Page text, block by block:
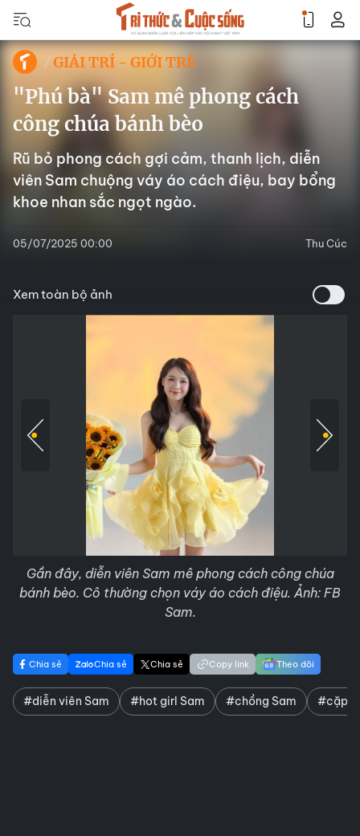
GIẢI TRÍ - GIỚI TRẺ
"Phú bà" Sam mê phong cách
công chúa bánh bèo
Rũ bỏ phong cách gợi cảm, thanh lịch, diễn
viên Sam chuộng váy áo cách điệu, bay bổng
khoe nhan sắc ngọt ngào.
05/07/2025 00:00 Thu Cúc
Xem toàn bộ ảnh
Gần đây, diễn viên Sam mê phong cách công chúa
bánh bèo. Cô thường chọn váy áo cách điệu. Ảnh: FB
Sam.
Chia sẻ Chia sẻ Chia sẻ Copy link Theo dõi
#diễn viên Sam #hot girl Sam #chồng Sam #cặp